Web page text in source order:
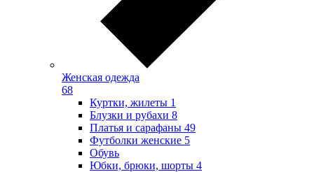
Женская одежда
68
Куртки, жилеты 1
Блузки и рубахи 8
Платья и сарафаны 49
Футболки женские 5
Обувь
Юбки, брюки, шорты 4